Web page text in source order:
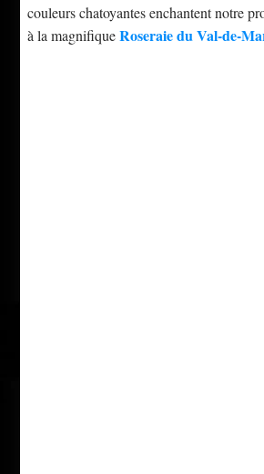
couleurs chatoyantes enchantent notre
à la magnifiqueRoseraie du Val-de-